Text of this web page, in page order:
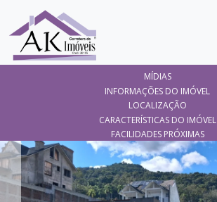
COMPRAR
LANÇAMENTOS
ANUNCIE
SEU
MÍDIAS
INFORMAÇÕES DO IMÓVEL
LOCALIZAÇÃO
CARACTERÍSTICAS DO IMÓVEL
FACILIDADES PRÓXIMAS